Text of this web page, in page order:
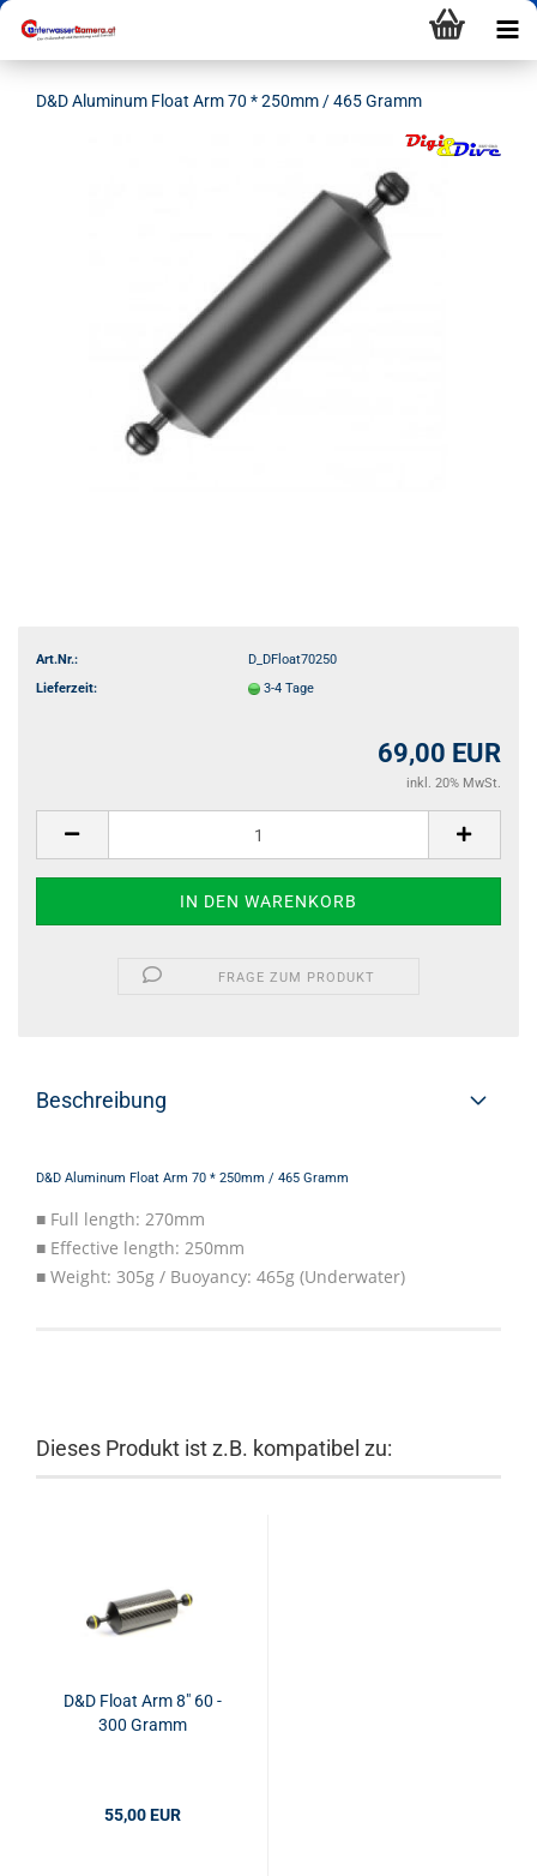
D&D Aluminum Float Arm 70 * 250mm / 465 Gramm
Art.Nr.:
D_DFloat70250
Lieferzeit:
3-4 Tage
69,00 EUR
inkl. 20% MwSt.
FRAGE ZUM PRODUKT
Beschreibung
D&D Aluminum Float Arm 70 * 250mm / 465 Gramm
■ Full length: 270mm
■ Effective length: 250mm
■ Weight: 305g / Buoyancy: 465g (Underwater)
Dieses Produkt ist z.B. kompatibel zu:
D&D Float Arm 8" 60 -
300 Gramm
55,00 EUR